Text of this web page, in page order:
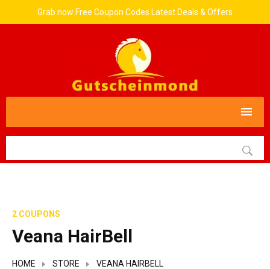
Grab now Free Coupon Codes Latest Deals & Offers
2 COUPONS
Veana HairBell
HOME STORE VEANA HAIRBELL